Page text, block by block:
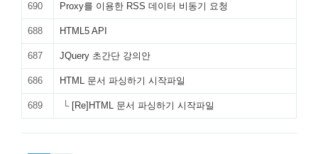
690 Proxy를 이용한 RSS 데이터 비동기 요청
688 HTML5 API
687 JQuery 초간단 강의안
686 HTML 문서 파싱하기 시작파일
689 └ [Re]HTML 문서 파싱하기 시작파일